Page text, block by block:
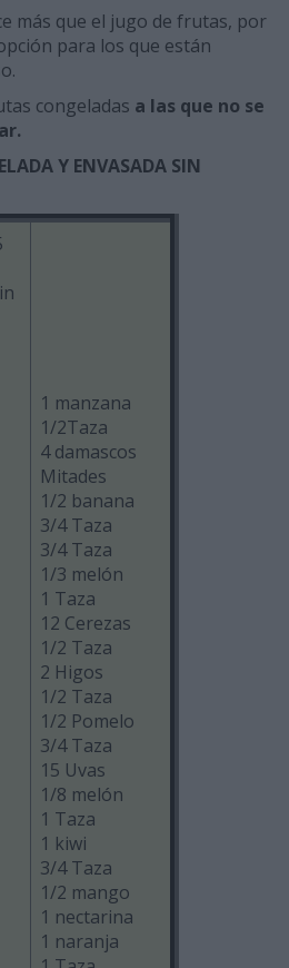
más que el jugo de frutas, por
para los que están
congeladas a las que no se
Y ENVASADA SIN
1 manzana
1/2Taza
4 damascos
Mitades
1/2 banana
3/4 Taza
3/4 Taza
1/3 melón
1 Taza
12 Cerezas
1/2 Taza
2 Higos
1/2 Taza
1/2 Pomelo
3/4 Taza
15 Uvas
1/8 melón
1 Taza
1 kiwi
3/4 Taza
1/2 mango
1 nectarina
1 naranja